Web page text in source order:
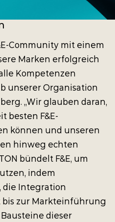
Community mit einem
Marken erfolgreich
Kompetenzen
unserer Organisation
„Wir glauben daran,
besten F&E-
können und unseren
hinweg echten
bündelt F&E, um
indem
die Integration
bis zur Markteinführung
dieser